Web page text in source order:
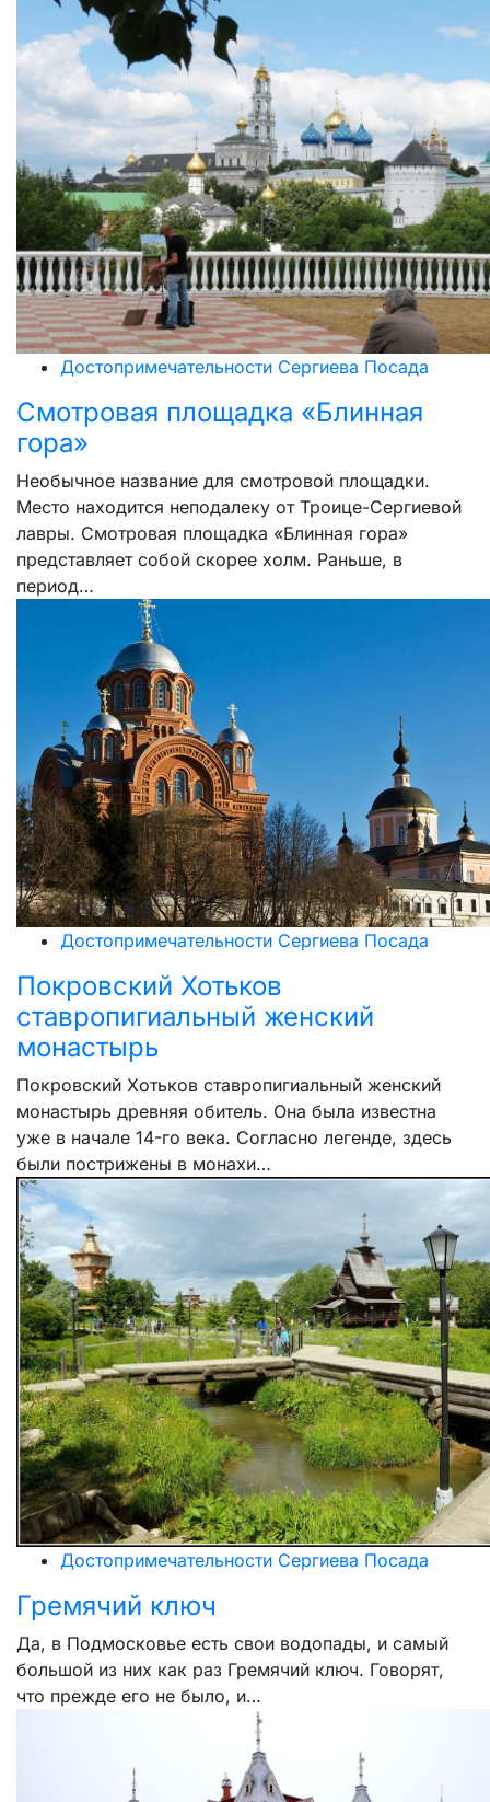
Достопримечательности Сергиева Посада
Смотровая площадка «Блинная
гора»
Необычное название для смотровой площадки.
Место находится неподалеку от Троице-Сергиевой
лавры. Смотровая площадка «Блинная гора»
представляет собой скорее холм. Раньше, в
период…
Достопримечательности Сергиева Посада
Покровский Хотьков
ставропигиальный женский
монастырь
Покровский Хотьков ставропигиальный женский
монастырь древняя обитель. Она была известна
уже в начале 14-го века. Согласно легенде, здесь
были пострижены в монахи…
Достопримечательности Сергиева Посада
Гремячий ключ
Да, в Подмосковье есть свои водопады, и самый
большой из них как раз Гремячий ключ. Говорят,
что прежде его не было, и…